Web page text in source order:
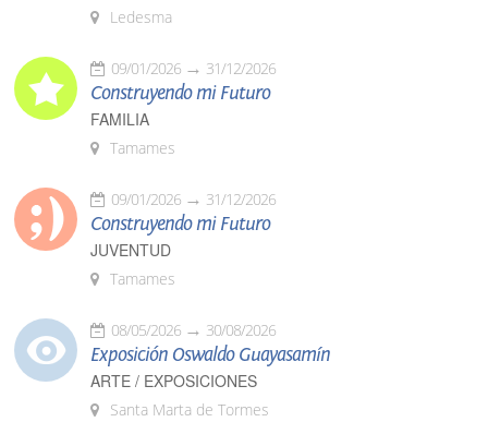
Ledesma
09/01/2026 31/12/2026
Construyendo mi Futuro
FAMILIA
Tamames
09/01/2026 31/12/2026
Construyendo mi Futuro
JUVENTUD
Tamames
08/05/2026 30/08/2026
Exposición Oswaldo Guayasamín
ARTE / EXPOSICIONES
Santa Marta de Tormes